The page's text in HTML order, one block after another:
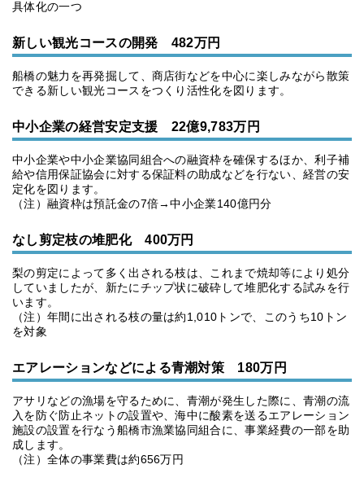
具体化の一つ
新しい観光コースの開発 482万円
船橋の魅力を再発掘して、商店街などを中心に楽しみながら散策
できる新しい観光コースをつくり活性化を図ります。
中小企業の経営安定支援 22億9,783万円
中小企業や中小企業協同組合への融資枠を確保するほか、利子補
給や信用保証協会に対する保証料の助成などを行ない、経営の安
定化を図ります。
（注）融資枠は預託金の7倍→中小企業140億円分
なし剪定枝の堆肥化 400万円
梨の剪定によって多く出される枝は、これまで焼却等により処分
していましたが、新たにチップ状に破砕して堆肥化する試みを行
います。
（注）年間に出される枝の量は約1,010トンで、このうち10トン
を対象
エアレーションなどによる青潮対策 180万円
アサリなどの漁場を守るために、青潮が発生した際に、青潮の流
入を防ぐ防止ネットの設置や、海中に酸素を送るエアレーション
施設の設置を行なう船橋市漁業協同組合に、事業経費の一部を助
成します。
（注）全体の事業費は約656万円